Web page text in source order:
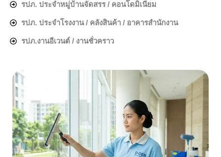
รปภ. ประจำหมู่บ้านจัดสรร / คอนโดมิเนียม
รปภ. ประจำโรงงาน / คลังสินค้า / อาคารสำนักงาน
รปภ.งานอีเวนต์ / งานชั่วคราว